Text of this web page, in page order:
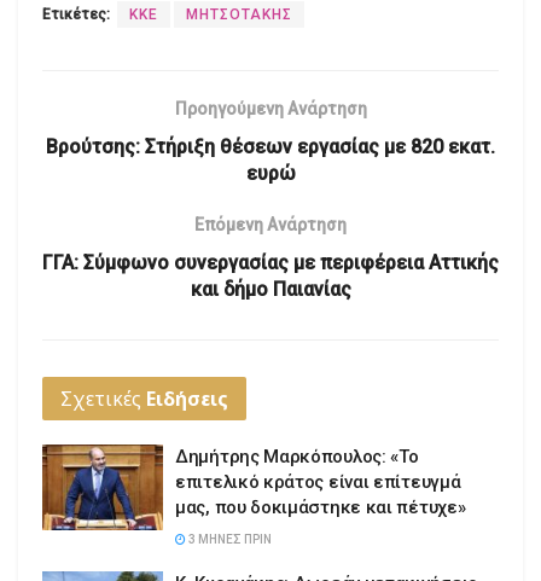
Ετικέτες: ΚΚΕ ΜΗΤΣΟΤΑΚΗΣ
Προηγούμενη Ανάρτηση
Βρούτσης: Στήριξη θέσεων εργασίας με 820 εκατ.
ευρώ
Επόμενη Ανάρτηση
ΓΓΑ: Σύμφωνο συνεργασίας με περιφέρεια Αττικής
και δήμο Παιανίας
Σχετικές Ειδήσεις
Δημήτρης Μαρκόπουλος: «Το
επιτελικό κράτος είναι επίτευγμά
μας, που δοκιμάστηκε και πέτυχε»
3 ΜΉΝΕΣ ΠΡΙΝ